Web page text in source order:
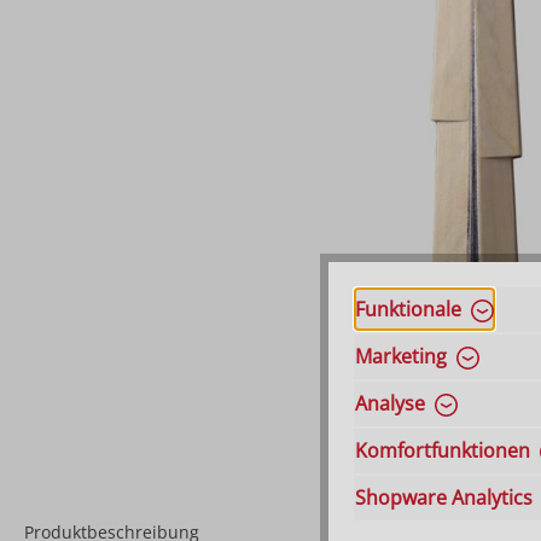
Produktbeschreibung
Funktionale
Marketing
Analyse
Komfortfunktionen
Shopware Analytics